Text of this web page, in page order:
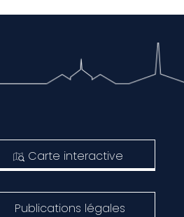
Carte interactive
Publications légales